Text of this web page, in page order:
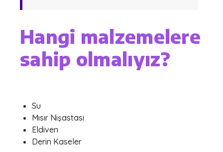
Hangi malzemelere
sahip olmalıyız?
Su
Mısır Nişastası
Eldiven
Derin Kaseler